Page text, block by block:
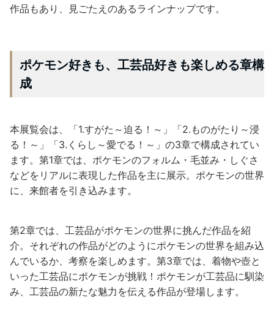
作品もあり、見ごたえのあるラインナップです。
ポケモン好きも、工芸品好きも楽しめる章構
成
本展覧会は、「1.すがた～迫る！～」「2.ものがたり～浸
る！～」「3.くらし～愛でる！～」の3章で構成されてい
ます。第1章では、ポケモンのフォルム・毛並み・しぐさ
などをリアルに表現した作品を主に展示。ポケモンの世界
に、来館者を引き込みます。
第2章では、工芸品がポケモンの世界に挑んだ作品を紹
介。それぞれの作品がどのようにポケモンの世界を組み込
んでいるか、考察を楽しめます。第3章では、着物や壺と
いった工芸品にポケモンが挑戦！ポケモンが工芸品に馴染
み、工芸品の新たな魅力を伝える作品が登場します。